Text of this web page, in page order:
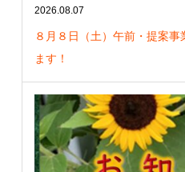
2026.08.07
８月８日（土）午前・提案
ます！